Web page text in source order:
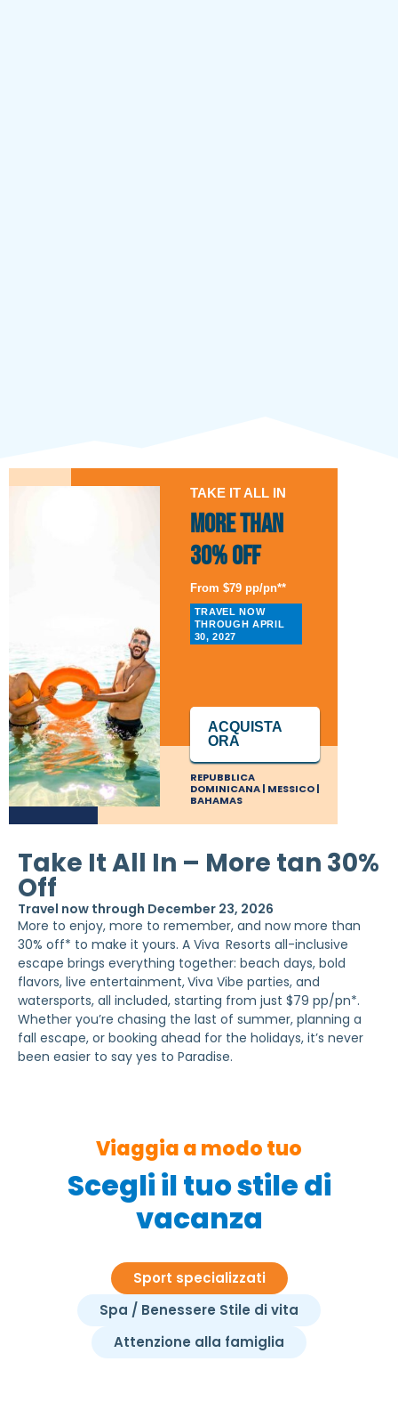
TAKE IT ALL IN
More than
30% Off
From $79 pp/pn**
TRAVEL NOW
THROUGH APRIL
30, 2027
REPUBBLICA
DOMINICANA | MESSICO |
BAHAMAS
ACQUISTA
ORA
Take It All In – More tan 30%
Off
Travel now through December 23, 2026
More to enjoy, more to remember, and now more than
30% off* to make it yours. A Viva Resorts all-inclusive
escape brings everything together: beach days, bold
flavors, live entertainment,Viva Vibe parties, and
watersports, all included, starting from just $79 pp/pn*.
Whether you’re chasing the last of summer, planning a
fall escape, or booking ahead for the holidays, it’s never
been easier to say yes to Paradise.
Viaggia a modo tuo
Scegli il tuo stile di
vacanza
Sport specializzati
Spa / Benessere Stile di vita
Attenzione alla famiglia